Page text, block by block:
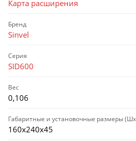
Карта расширения
Бренд
Sinvel
Серия
SID600
Вес
0,106
Габаритные и установочные размеры
160х240х45